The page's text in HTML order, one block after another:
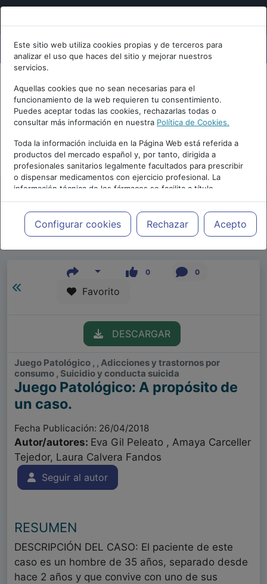
Este sitio web utiliza cookies propias y de terceros para
analizar el uso que haces del sitio y mejorar nuestros
servicios.
Aquellas cookies que no sean necesarias para el
funcionamiento de la web requieren tu consentimiento.
Puedes aceptar todas las cookies, rechazarlas todas o
consultar más información en nuestra Política de Cookies.
Toda la información incluida en la Página Web está referida a
productos del mercado español y, por tanto, dirigida a
profesionales sanitarios legalmente facultados para prescribir
o dispensar medicamentos con ejercicio profesional. La
información técnica de los fármacos se facilita a título
meramente informativo, siendo responsabilidad de los
profesionales facultados prescribir medicamentos y decidir, en
cada caso concreto, el tratamiento más adecuado a las
necesidades del paciente.
Configurar cookies Rechazar Acepto
Repositorio de Artículos |Congreso Virtual
Internacional de Psicología|II Edición | 2018
0 0
Favorito
DESCARGAR
Juego Patológico , , Adicciones y trastornos por
consumo , Suicidio y conducta suicida
Juego Patológico: A propósito de
un caso.
Fecha Publicación: 26/04/2018
Autor/autores: Eva Gil Peleato , Amaya Carceller
Tejedor, Laura Calvera Fandos
Seguir al autor
RESUMEN
DESCRIPCIÓN DEL CASO: El paciente de este
caso es un hombre de 35 años, separado desde
hace 2 años y que convive con uno de sus